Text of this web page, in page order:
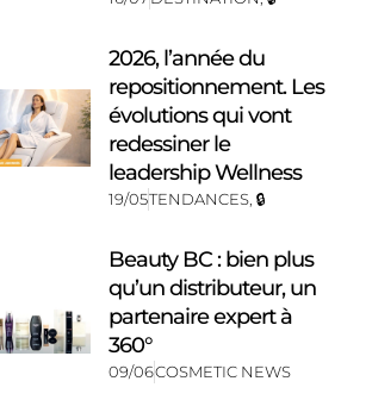
2026, l’année du
repositionnement. Les
évolutions qui vont
redessiner le
leadership Wellness
19/05TENDANCES ,🔒
Beauty BC : bien plus
qu’un distributeur, un
partenaire expert à
360°
09/06COSMETIC NEWS